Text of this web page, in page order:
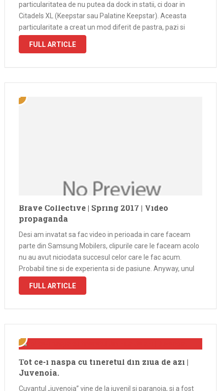
particularitatea de nu putea da dock in statii, ci doar in
Citadels XL (Keepstar sau Palatine Keepstar). Aceasta
particularitate a creat un mod diferit de pastra, pazi si
transporta acest tip de nave. Pe langa necesitatea de a …
FULL ARTICLE
Brave Collective | Spring 2017 | Video
propaganda
Desi am invatat sa fac video in perioada in care faceam
parte din Samsung Mobilers, clipurile care le faceam acolo
nu au avut niciodata succesul celor care le fac acum.
Probabil tine si de experienta si de pasiune. Anyway, unul
din cele mai recente clipuri a …
FULL ARTICLE
Tot ce-i naspa cu tineretul din ziua de azi |
Juvenoia.
Cuvantul „juvenoia” vine de la juvenil si paranoia, si a fost